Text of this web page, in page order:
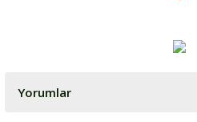
Yorumlar